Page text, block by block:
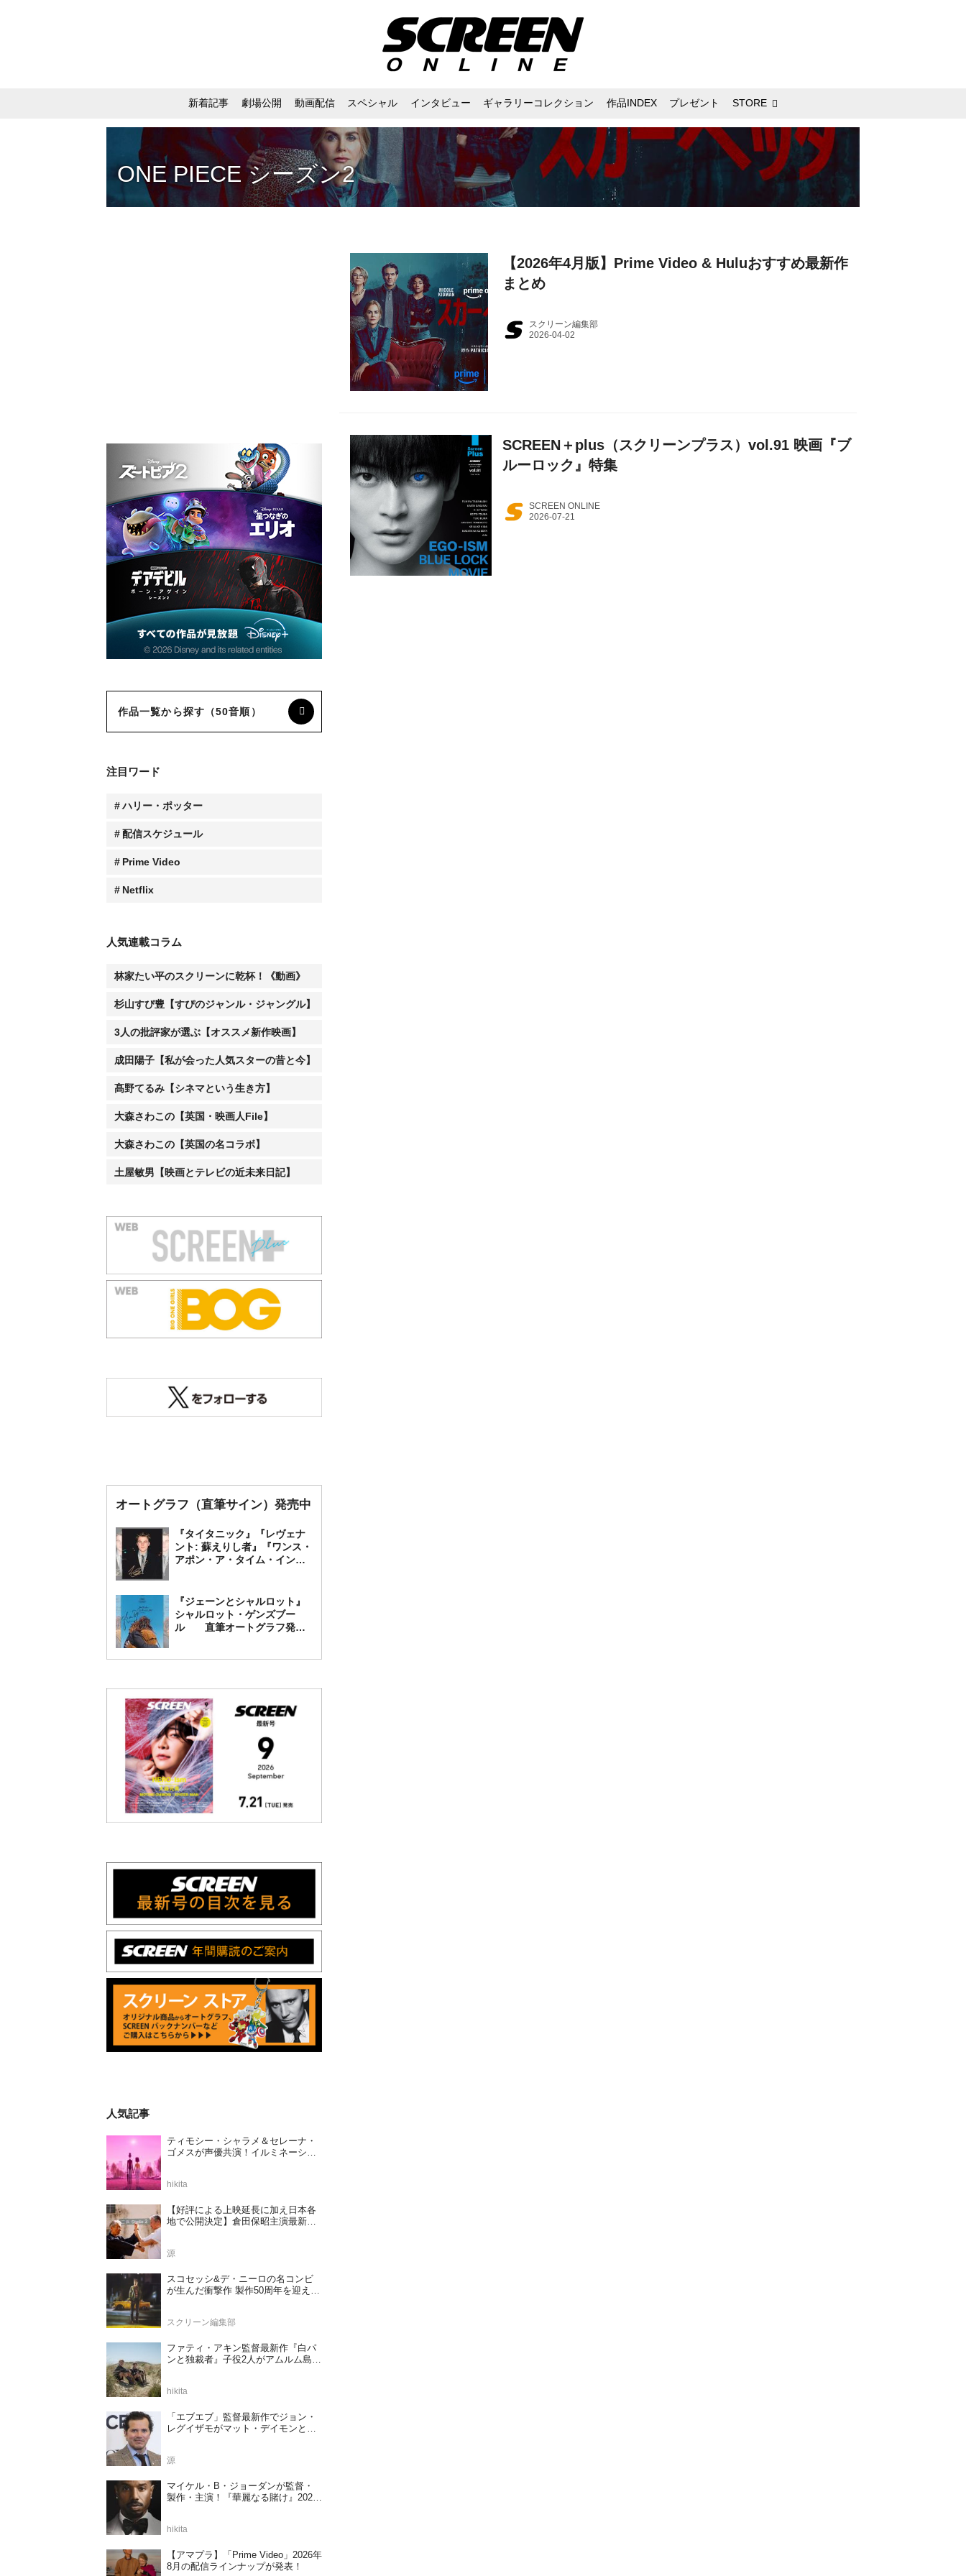
新着記事 劇場公開 動画配信 スペシャル インタビュー ギャラリーコレクション 作品INDEX プレゼント STORE
ONE PIECE シーズン2
【2026年4月版】Prime Video & Huluおすすめ最新作
まとめ
スクリーン編集部
SCREEN＋plus（スクリーンプラス）vol.91 映画『ブ
ルーロック』特集
SCREEN ONLINE
作品一覧から探す（50音順）
注目ワード
ハリー・ポッター
配信スケジュール
Prime Video
Netflix
人気連載コラム
林家たい平のスクリーンに乾杯！《動画》
杉山すぴ豊【すぴのジャンル・ジャングル】
3人の批評家が選ぶ【オススメ新作映画】
成田陽子【私が会った人気スターの昔と今】
髙野てるみ【シネマという生き方】
大森さわこの【英国・映画人File】
大森さわこの【英国の名コラボ】
土屋敏男【映画とテレビの近未来日記】
オートグラフ（直筆サイン）発売中
『タイタニック』『レヴェナ
ント: 蘇えりし者』『ワンス・
アポン・ア・タイム・イン・
フ発売中
『ジェーンとシャルロット』
シャルロット・ゲンズブー
ル 直筆オートグラフ発売
人気記事
ティモシー・シャラメ＆セレーナ・
ゴメスが声優共演！イルミネーショ
定
hikita
【好評による上映延長に加え日本各
地で公開決定】倉田保昭主演最新作
源
スコセッシ&デ・ニーロの名コンビ
が生んだ衝撃作 製作50周年を迎える
スクリーン編集部
ファティ・アキン監督最新作『白パ
ンと独裁者』子役2人がアムルム島の
hikita
「エブエブ」監督最新作でジョン・
レグイザモがマット・デイモンと再
源
マイケル・B・ジョーダンが監督・
製作・主演！『華麗なる賭け』2027
hikita
【アマプラ】「Prime Video」2026年
8月の配信ラインナップが発表！